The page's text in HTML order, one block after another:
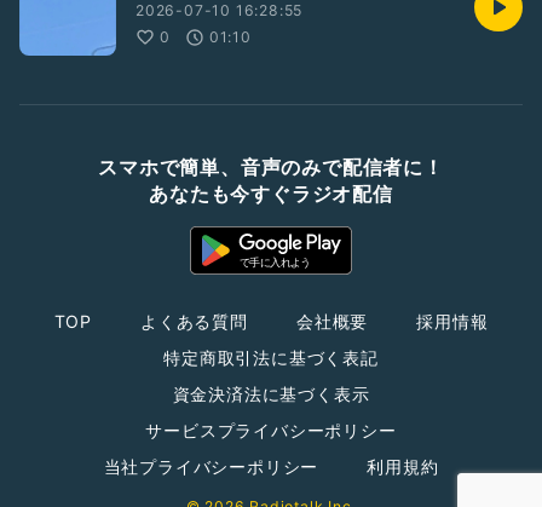
2026-07-10 16:28:55
0
01:10
スマホで簡単、音声のみで配信者に！
あなたも今すぐラジオ配信
TOP よくある質問 会社概要
採用情報
特定商取引法に基づく表記
資金決済法に基づく表示
サービスプライバシーポリシー
当社プライバシーポリシー
利用規約